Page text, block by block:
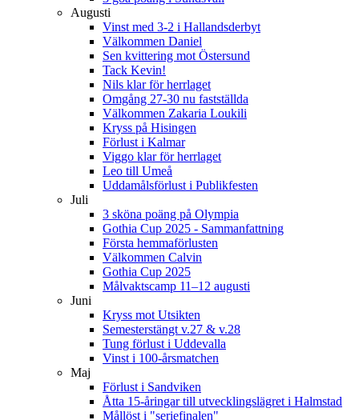
Augusti
Vinst med 3-2 i Hallandsderbyt
Välkommen Daniel
Sen kvittering mot Östersund
Tack Kevin!
Nils klar för herrlaget
Omgång 27-30 nu fastställda
Välkommen Zakaria Loukili
Kryss på Hisingen
Förlust i Kalmar
Viggo klar för herrlaget
Leo till Umeå
Uddamålsförlust i Publikfesten
Juli
3 sköna poäng på Olympia
Gothia Cup 2025 - Sammanfattning
Första hemmaförlusten
Välkommen Calvin
Gothia Cup 2025
Målvaktscamp 11–12 augusti
Juni
Kryss mot Utsikten
Semesterstängt v.27 & v.28
Tung förlust i Uddevalla
Vinst i 100-årsmatchen
Maj
Förlust i Sandviken
Åtta 15-åringar till utvecklingslägret i Halmstad
Mållöst i "seriefinalen"